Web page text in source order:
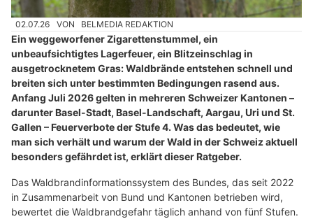
02.07.26 VON BELMEDIA REDAKTION
Ein weggeworfener Zigarettenstummel, ein
unbeaufsichtigtes Lagerfeuer, ein Blitzeinschlag in
ausgetrocknetem Gras: Waldbrände entstehen schnell und
breiten sich unter bestimmten Bedingungen rasend aus.
Anfang Juli 2026 gelten in mehreren Schweizer Kantonen –
darunter Basel-Stadt, Basel-Landschaft, Aargau, Uri und St.
Gallen – Feuerverbote der Stufe 4. Was das bedeutet, wie
man sich verhält und warum der Wald in der Schweiz aktuell
besonders gefährdet ist, erklärt dieser Ratgeber.
Das Waldbrandinformationssystem des Bundes, das seit 2022
in Zusammenarbeit von Bund und Kantonen betrieben wird,
bewertet die Waldbrandgefahr täglich anhand von fünf Stufen.